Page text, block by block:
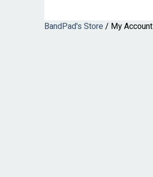
BandPad's Store/ My Account